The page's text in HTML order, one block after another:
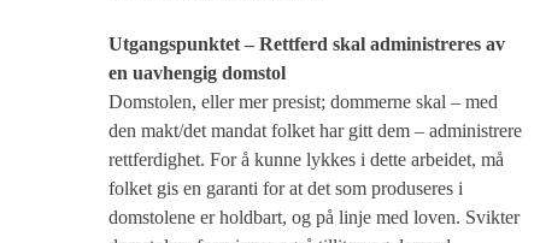
Utgangspunktet – Rettferd skal administreres av
en uavhengig domstol
Domstolen, eller mer presist; dommerne skal – med
den makt/det mandat folket har gitt dem – administrere
rettferdighet. For å kunne lykkes i dette arbeidet, må
folket gis en garanti for at det som produseres i
domstolene er holdbart, og på linje med loven. Svikter